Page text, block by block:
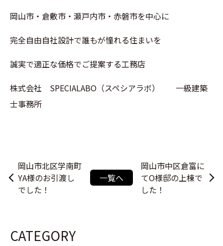
岡山市・倉敷市・瀬戸内市・赤磐市を中心に
完全自由自社設計で誰もが憧れる住まいを
誠実で適正な価格でご提案する工務店
株式会社 SPECIALABO（スペシアラボ） 一級建築
士事務所
岡山市北区学南町
YA様のお引渡し
でした！
一覧へ
岡山市中区倉富に
てO様邸の上棟で
した！
CATEGORY